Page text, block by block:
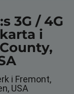
3G / 4G
i
i Fremont,
USA